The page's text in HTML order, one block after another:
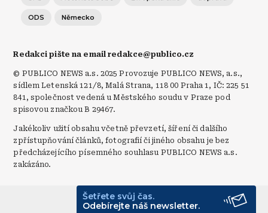
ODS Německo
Redakci pište na email redakce@publico.cz
© PUBLICO NEWS a.s. 2025 Provozuje PUBLICO NEWS, a.s.,
sídlem Letenská 121/8, Malá Strana, 118 00 Praha 1, IČ: 225 51
841, společnost vedená u Městského soudu v Praze pod
spisovou značkou B 29467.
Jakékoliv užití obsahu včetně převzetí, šíření či dalšího
zpřístupňování článků, fotografií či jiného obsahu je bez
předcházejícího písemného souhlasu PUBLICO NEWS a.s.
zakázáno.
Šetřete svůj čas.
Odebírejte náš newsletter.
© Publico 2026